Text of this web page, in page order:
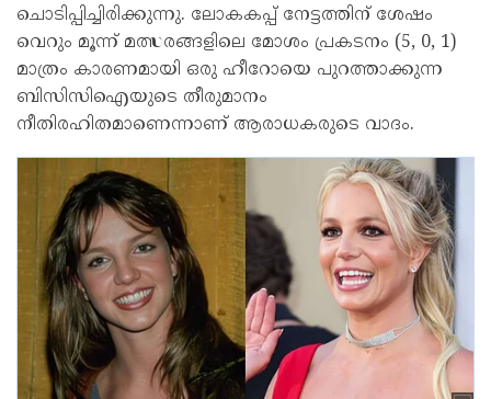
ചൊടിപ്പിച്ചിരിക്കുന്നു. ലോകകപ്പ് നേട്ടത്തിന് ശേഷം
വെറും മൂന്ന് മത്സരങ്ങളിലെ മോശം പ്രകടനം (5, 0, 1)
മാത്രം കാരണമായി ഒരു ഹീറോയെ പുറത്താക്കുന്ന
ബിസിസിഐയുടെ തീരുമാനം
നീതിരഹിതമാണെന്നാണ് ആരാധകരുടെ വാദം.